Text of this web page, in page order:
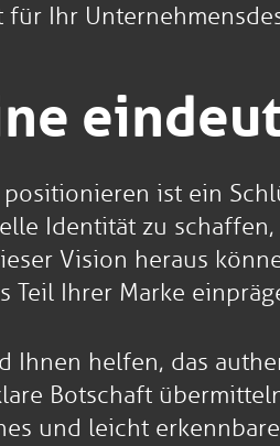
für Ihr
ist ein
Identität zu
Vision heraus
Teil Ihrer Marke
Ihnen helfen, das
Botschaft
und leicht